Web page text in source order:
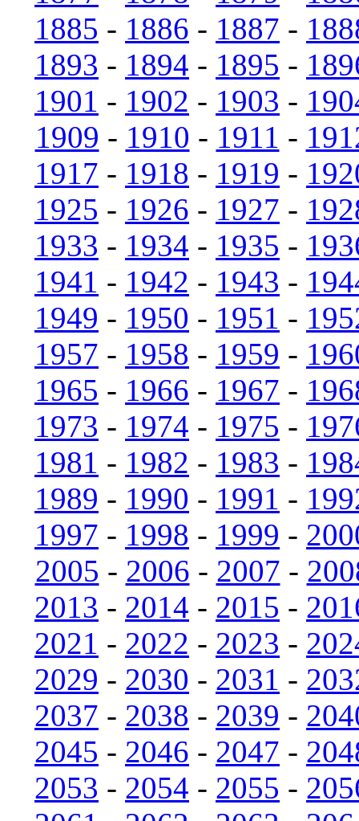
1885 - 1886 - 1887 -
1893 - 1894 - 1895 -
1901 - 1902 - 1903 -
1909 - 1910 - 1911 -
1917 - 1918 - 1919 -
1925 - 1926 - 1927 -
1933 - 1934 - 1935 -
1941 - 1942 - 1943 -
1949 - 1950 - 1951 -
1957 - 1958 - 1959 -
1965 - 1966 - 1967 -
1973 - 1974 - 1975 -
1981 - 1982 - 1983 -
1989 - 1990 - 1991 -
1997 - 1998 - 1999 -
2005 - 2006 - 2007 -
2013 - 2014 - 2015 -
2021 - 2022 - 2023 -
2029 - 2030 - 2031 -
2037 - 2038 - 2039 -
2045 - 2046 - 2047 -
2053 - 2054 - 2055 -